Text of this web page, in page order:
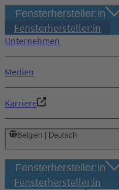
Fensterhersteller:in
Fensterhersteller:in
Unternehmen
Medien
Karriere
Belgien | Deutsch
Fensterhersteller:in
Fensterhersteller:in